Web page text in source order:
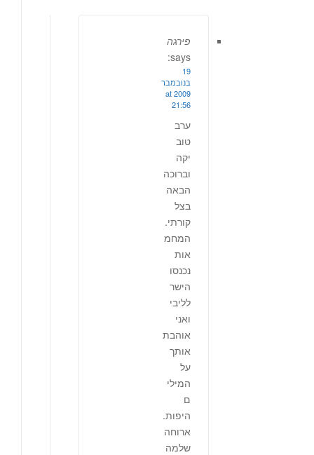
פירגה
says:
19
בנובמבר
2009 at
21:56
ערב
טוב
יקה
וברוכה
הבאה
בצל
קורתי.
המחמ
אות
נכנסו
הישר
לליבי
ואני
אוהבת
אותך
על
המילי
ם
היפות.
ארוחה
שלמה